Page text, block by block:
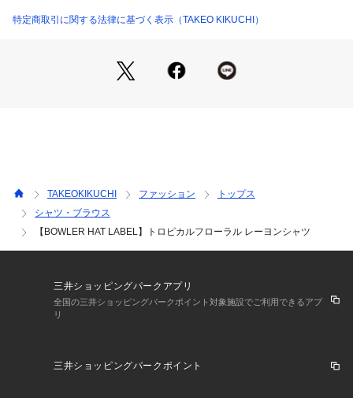
過ごせます。
＜スタイリングやシーン＞
ショートパンツやイージーパンツと合わせれば、ワンランク
夏のマストアイテムでリゾート気分を盛り上げてくれる一枚。
ぜひ個性的な夏スタイルを完成させてください！
【素材・特性】
を採用。
レーヨン特有のしなやかなドレープが暑い時期に涼しげな印象
を与えてくれます。
40年の歴史に裏打ちされた知見と現代のライフスタイルに寄り
特定商取引に関する法律に基づく表示（TAKEO KIKUCHI）
TAKEOKIKUCHI ファッション
トップス
シャツ・ブラウス
【BOWLER HAT LABEL】トロピカルフローラル レーヨンシャツ
三井ショッピングパークアプリ
全国の三井ショッピングパークポイント対象施設でご利用できるアプ
リ
三井ショッピングパークポイント